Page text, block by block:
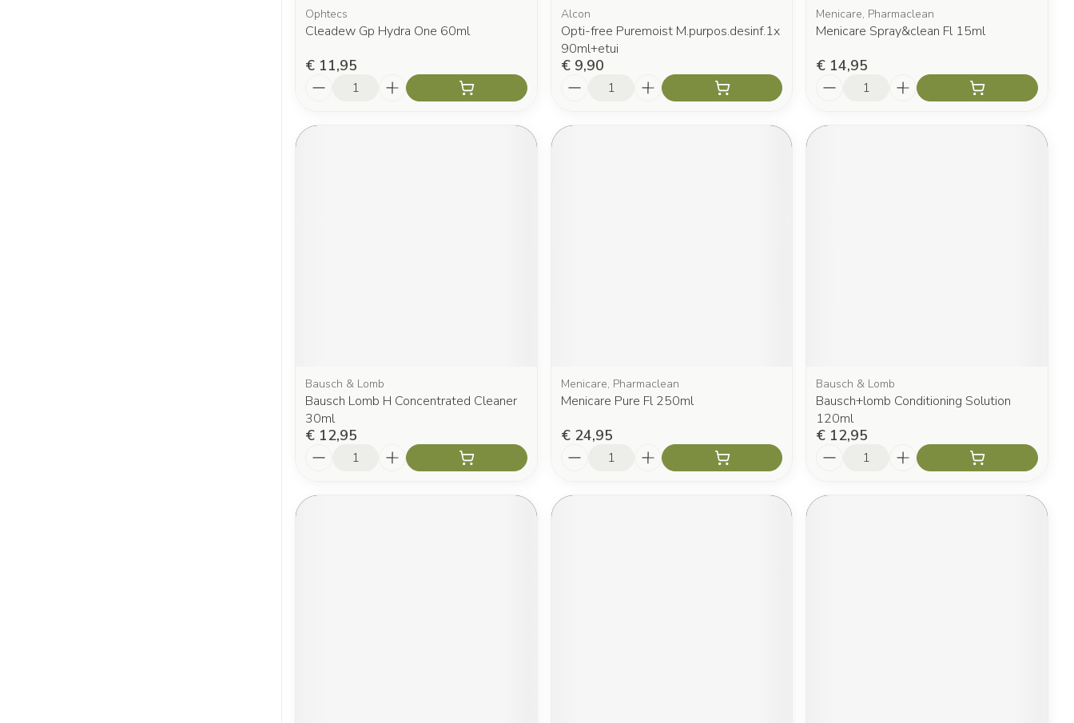
Ophtecs
Cleadew Gp Hydra One 60ml
€ 11,95
Alcon
Opti-free Puremoist M.purpos.desinf.1x
90ml+etui
€ 9,90
Menicare, Pharmaclean
Menicare Spray&clean Fl 15ml
€ 14,95
Bausch & Lomb
Bausch Lomb H Concentrated Cleaner
30ml
€ 12,95
Menicare, Pharmaclean
Menicare Pure Fl 250ml
€ 24,95
Bausch & Lomb
Bausch+lomb Conditioning Solution
120ml
€ 12,95